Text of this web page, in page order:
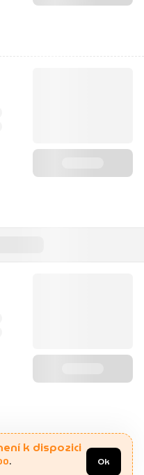
k dispozici
.
Ok